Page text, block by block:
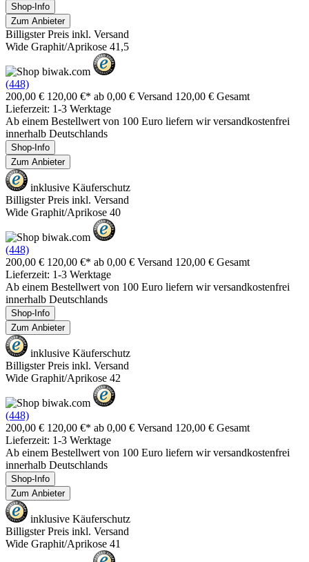
Shop-Info
Zum Anbieter
Billigster Preis inkl. Versand
Wide Graphit/Aprikose 41,5
(448)
200,00 € 120,00 €* ab 0,00 € Versand 120,00 € Gesamt
Lieferzeit: 1-3 Werktage
Ab einem Bestellwert von 100 Euro liefern wir versandkostenfrei
innerhalb Deutschlands
Shop-Info
Zum Anbieter
inklusive Käuferschutz
Billigster Preis inkl. Versand
Wide Graphit/Aprikose 40
(448)
200,00 € 120,00 €* ab 0,00 € Versand 120,00 € Gesamt
Lieferzeit: 1-3 Werktage
Ab einem Bestellwert von 100 Euro liefern wir versandkostenfrei
innerhalb Deutschlands
Shop-Info
Zum Anbieter
inklusive Käuferschutz
Billigster Preis inkl. Versand
Wide Graphit/Aprikose 42
(448)
200,00 € 120,00 €* ab 0,00 € Versand 120,00 € Gesamt
Lieferzeit: 1-3 Werktage
Ab einem Bestellwert von 100 Euro liefern wir versandkostenfrei
innerhalb Deutschlands
Shop-Info
Zum Anbieter
inklusive Käuferschutz
Billigster Preis inkl. Versand
Wide Graphit/Aprikose 41